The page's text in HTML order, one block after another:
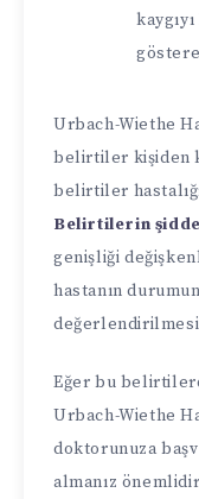
Urbach-Wiethe
belirtiler kişiden
belirtiler
Belirtilerin
genişliği
hastanın
değerlendirilmesi
Eğer bu
Urbach-Wiethe
doktorunuza
almanız